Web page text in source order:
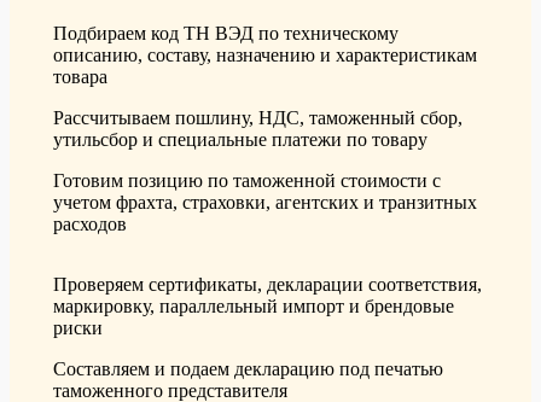
Подбираем код ТН ВЭД по техническому
описанию, составу, назначению и характеристикам
товара
Рассчитываем пошлину, НДС, таможенный сбор,
утильсбор и специальные платежи по товару
Готовим позицию по таможенной стоимости с
учетом фрахта, страховки, агентских и транзитных
расходов
Проверяем сертификаты, декларации соответствия,
маркировку, параллельный импорт и брендовые
риски
Составляем и подаем декларацию под печатью
таможенного представителя